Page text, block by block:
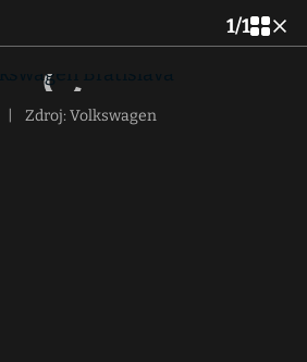
1/1
Zdroj: Volkswagen